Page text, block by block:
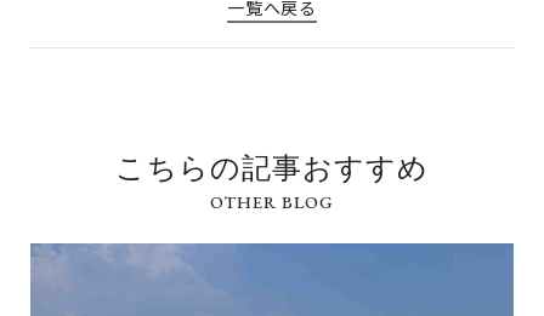
一覧へ戻る
こちらの記事おすすめ